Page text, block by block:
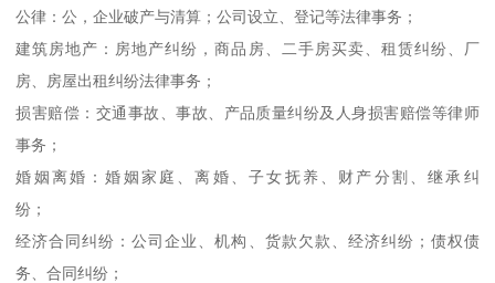
公律：公，企业破产与清算；公司设立、登记等法律事务；
建筑房地产：房地产纠纷，商品房、二手房买卖、租赁纠纷、厂
房、房屋出租纠纷法律事务；
损害赔偿：交通事故、事故、产品质量纠纷及人身损害赔偿等律师
事务；
婚姻离婚：婚姻家庭、离婚、子女抚养、财产分割、继承纠
纷；
经济合同纠纷：公司企业、机构、货款欠款、经济纠纷；债权债
务、合同纠纷；